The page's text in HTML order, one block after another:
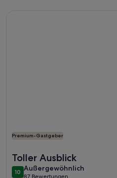
Premium-Gastgeber
Toller Ausblick
1010 von 10
Außergewöhnlich
außergewöhnlich
Weitere Infos zu Großzüg.